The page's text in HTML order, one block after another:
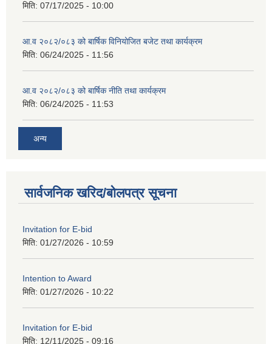
मिति: 07/17/2025 - 10:00
आ.व २०८२/०८३ को बार्षिक विनियोजित बजेट तथा कार्यक्रम
मिति: 06/24/2025 - 11:56
आ.व २०८२/०८३ को बार्षिक नीति तथा कार्यक्रम
मिति: 06/24/2025 - 11:53
अन्य
सार्वजनिक खरिद/बोलपत्र सूचना
Invitation for E-bid
मिति: 01/27/2026 - 10:59
Intention to Award
मिति: 01/27/2026 - 10:22
Invitation for E-bid
मिति: 12/11/2025 - 09:16